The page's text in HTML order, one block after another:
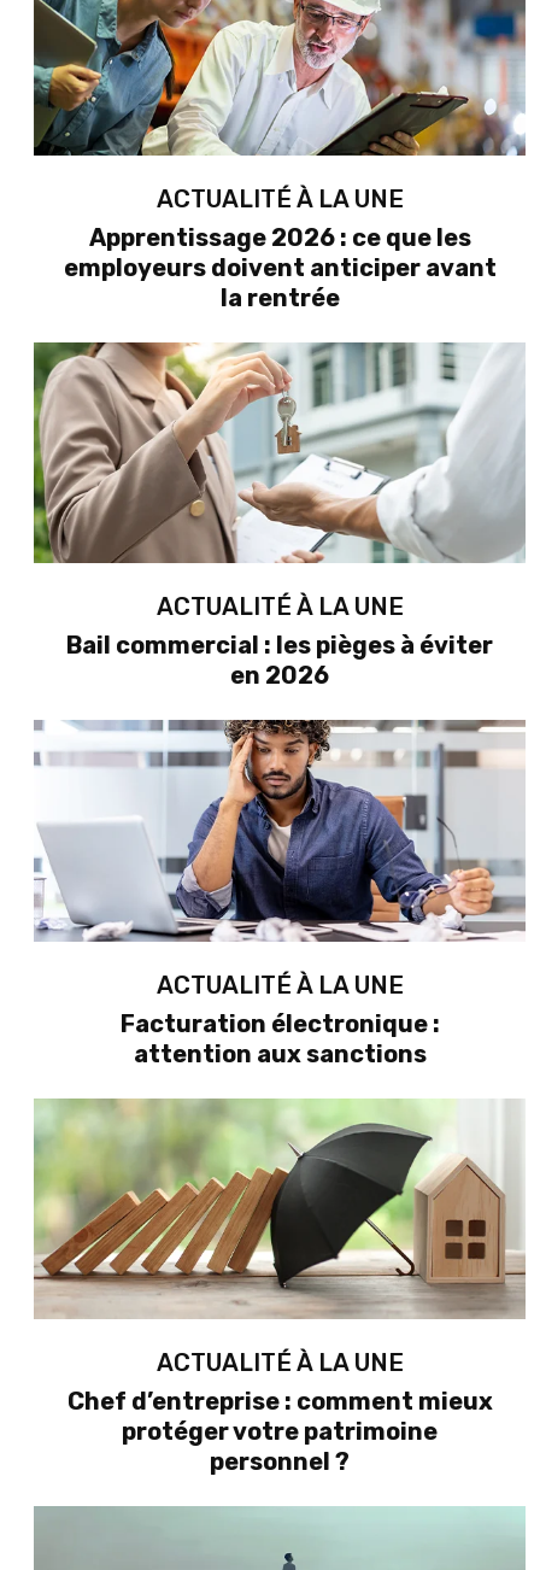
ACTUALITÉ À LA UNE
Apprentissage 2026 : ce que les
employeurs doivent anticiper avant
la rentrée
ACTUALITÉ À LA UNE
Bail commercial : les pièges à éviter
en 2026
ACTUALITÉ À LA UNE
Facturation électronique :
attention aux sanctions
ACTUALITÉ À LA UNE
Chef d’entreprise : comment mieux
protéger votre patrimoine
personnel ?